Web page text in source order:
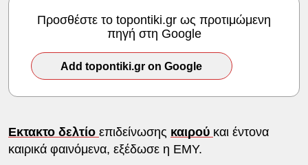
Προσθέστε το topontiki.gr ως προτιμώμενη
πηγή στη Google
Add topontiki.gr on Google
Εκτακτο δελτίο επιδείνωσης καιρού και έντονα
καιρικά φαινόμενα, εξέδωσε η ΕΜΥ.